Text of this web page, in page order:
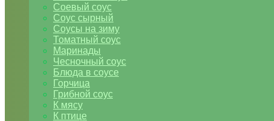
Соевый соус
Соус сырный
Соусы на зиму
Томатный соус
Маринады
Чесночный соус
Блюда в соусе
Горчица
Грибной соус
К мясу
К птице